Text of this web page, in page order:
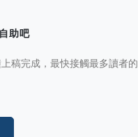
助吧
稿完成，最快接觸最多讀者的